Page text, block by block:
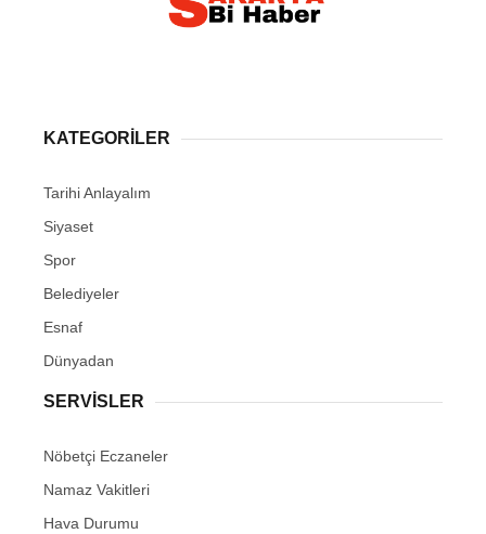
KATEGORİLER
Tarihi Anlayalım
Siyaset
Spor
Belediyeler
Esnaf
Dünyadan
SERVİSLER
Nöbetçi Eczaneler
Namaz Vakitleri
Hava Durumu